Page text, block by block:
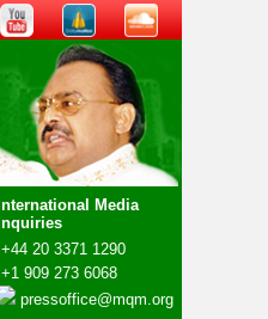
International Media
Inquiries
+44 20 3371 1290
+1 909 273 6068
pressoffice@mqm.org